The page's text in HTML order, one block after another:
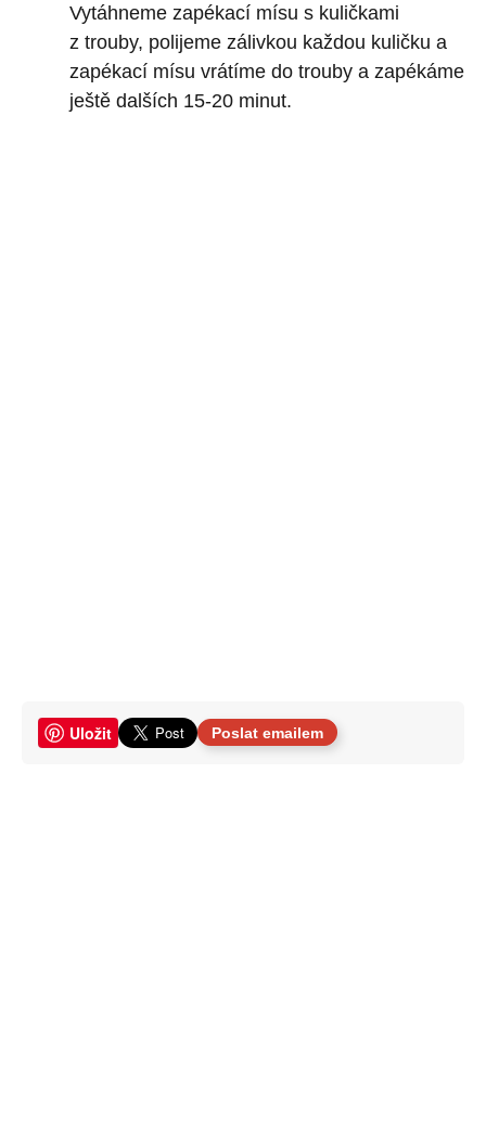
Vytáhneme zapékací mísu s kuličkami
z trouby, polijeme zálivkou každou kuličku a
zapékací mísu vrátíme do trouby a zapékáme
ještě dalších 15-20 minut.
Uložit Poslat emailem